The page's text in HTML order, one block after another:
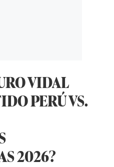
VIDAL
PERÚ VS.
2026?